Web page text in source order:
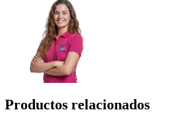
Productos relacionados